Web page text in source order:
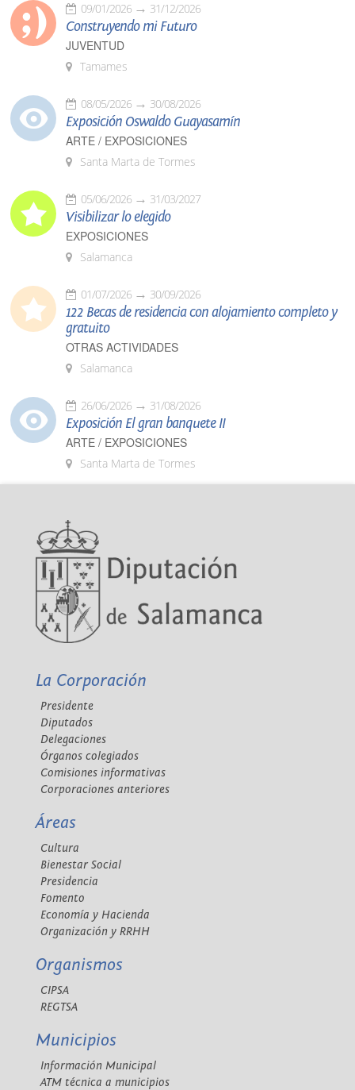
09/01/2026 31/12/2026
Construyendo mi Futuro
JUVENTUD
Tamames
08/05/2026 30/08/2026
Exposición Oswaldo Guayasamín
ARTE / EXPOSICIONES
Santa Marta de Tormes
05/06/2026 31/03/2027
Visibilizar lo elegido
EXPOSICIONES
Salamanca
01/07/2026 30/09/2026
122 Becas de residencia con alojamiento completo y
gratuito
OTRAS ACTIVIDADES
Salamanca
26/06/2026 31/08/2026
Exposición El gran banquete II
ARTE / EXPOSICIONES
Santa Marta de Tormes
La Corporación
Presidente
Diputados
Delegaciones
Órganos colegiados
Comisiones informativas
Corporaciones anteriores
Áreas
Cultura
Bienestar Social
Presidencia
Fomento
Economía y Hacienda
Organización y RRHH
Organismos
CIPSA
REGTSA
Municipios
Información Municipal
ATM técnica a municipios